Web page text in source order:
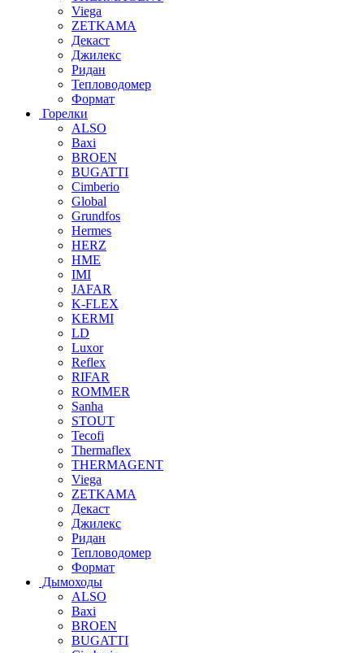
Viega
ZETKAMA
Декаст
Джилекс
Ридан
Тепловодомер
Формат
Горелки
ALSO
Baxi
BROEN
BUGATTI
Cimberio
Global
Grundfos
Hermes
HERZ
HME
IMI
JAFAR
K-FLEX
KERMI
LD
Luxor
Reflex
RIFAR
ROMMER
Sanha
STOUT
Tecofi
Thermaflex
THERMAGENT
Viega
ZETKAMA
Декаст
Джилекс
Ридан
Тепловодомер
Формат
Дымоходы
ALSO
Baxi
BROEN
BUGATTI